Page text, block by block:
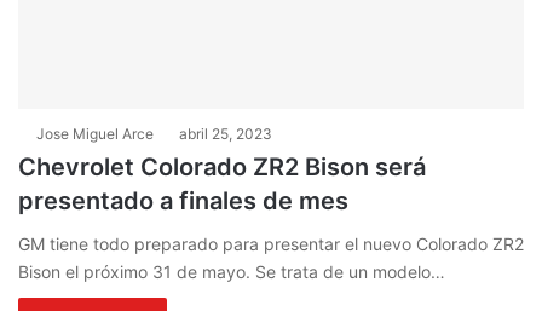
Jose Miguel Arce abril 25, 2023
Chevrolet Colorado ZR2 Bison será
presentado a finales de mes
GM tiene todo preparado para presentar el nuevo Colorado ZR2
Bison el próximo 31 de mayo. Se trata de un modelo…